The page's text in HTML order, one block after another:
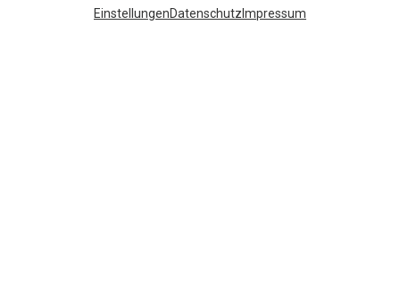
EinstellungenDatenschutz Impressum